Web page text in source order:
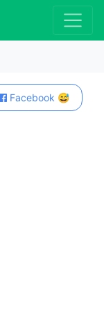
Facebook 😅